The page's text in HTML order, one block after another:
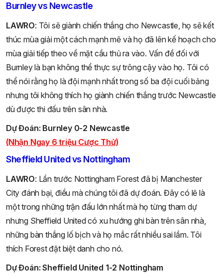
Burnley vs Newcastle
LAWRO: Tôi sẽ giành chiến thắng cho Newcastle, họ sẽ kết
thúc mùa giải một cách mạnh mẽ và họ đã lên kế hoạch cho
mùa giải tiếp theo về mặt cầu thủ ra vào. Vấn đề đối với
Burnley là bạn không thể thực sự trông cậy vào họ. Tôi có
thể nói rằng họ là đội mạnh nhất trong số ba đội cuối bảng
nhưng tôi không thích họ giành chiến thắng trước Newcastle
dù được thi đấu trên sân nhà.
Dự Đoán: Burnley 0-2 Newcastle
(Nhận Ngay 6 triệu Cược Thử)
Sheffield United vs Nottingham
LAWRO: Lần trước Nottingham Forest đã bị Manchester
City đánh bại, điều mà chúng tôi đã dự đoán. Đây có lẽ là
một trong những trận đấu lớn nhất mà họ từng tham dự
nhưng Sheffield United có xu hướng ghi bàn trên sân nhà,
những bàn thắng lố bịch và họ mắc rất nhiều sai lầm. Tôi
thích Forest đặt biệt danh cho nó.
Dự Đoán: Sheffield United 1-2 Nottingham